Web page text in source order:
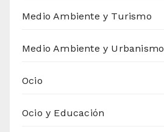
Medio Ambiente y Turismo
Medio Ambiente y Urbanismo
Ocio
Ocio y Educación